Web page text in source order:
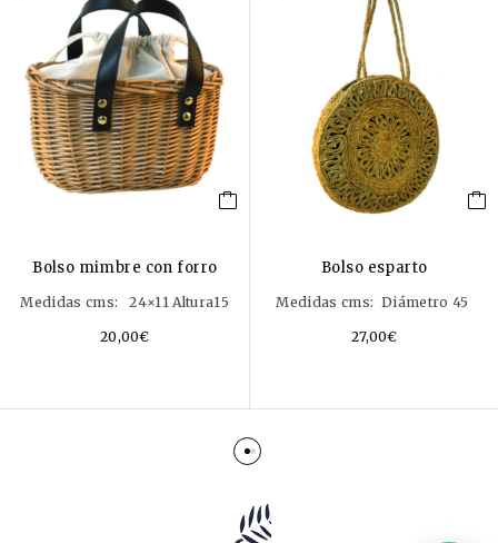
Bolso mimbre con forro
Medidas cms: 24×11 Altura15
20,00€
Bolso esparto
Medidas cms: Diámetro 45
27,00€